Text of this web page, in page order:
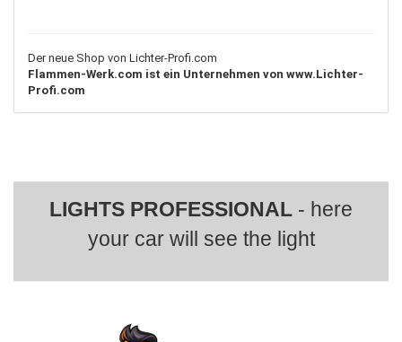
Der neue Shop von Lichter-Profi.com
Flammen-Werk.com ist ein Unternehmen von www.Lichter-
Profi.com
LIGHTS PROFESSIONAL - here
your car will see the light